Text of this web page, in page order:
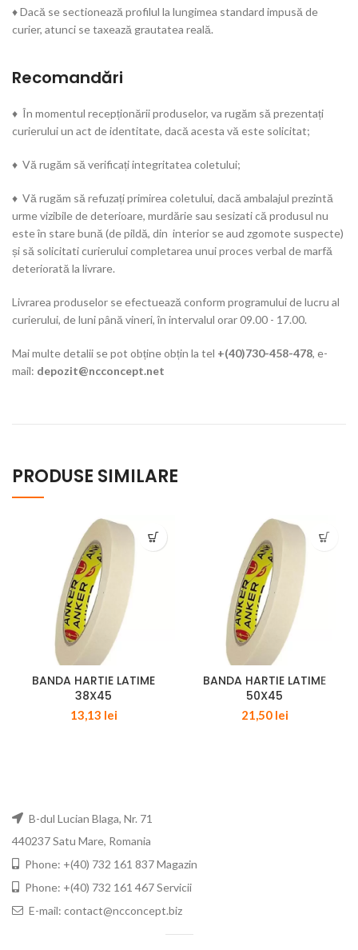
♦ Dacă se sectionează profilul la lungimea standard impusă de
curier, atunci se taxează grautatea reală.
Recomandări
♦ În momentul recepționării produselor, va rugăm să prezentați
curierului un act de identitate, dacă acesta vă este solicitat;
♦ Vă rugăm să verificați integritatea coletului;
♦ Vă rugăm să refuzați primirea coletului, dacă ambalajul prezintă
urme vizibile de deterioare, murdărie sau sesizati că produsul nu
este în stare bună (de pildă, din interior se aud zgomote suspecte)
și să solicitati curierului completarea unui proces verbal de marfă
deteriorată la livrare.
Livrarea produselor se efectuează conform programului de lucru al
curierului, de luni până vineri, în intervalul orar 09.00 - 17.00.
Mai multe detalii se pot obține obțin la tel +(40)730-458-478, e-
mail: depozit@ncconcept.net
PRODUSE SIMILARE
BANDA HARTIE LATIME
38X45
13,13 lei
BANDA HARTIE LATIME
50X45
21,50 lei
B-dul Lucian Blaga, Nr. 71
440237 Satu Mare, Romania
Phone: +(40) 732 161 837 Magazin
Phone: +(40) 732 161 467 Servicii
E-mail: contact@ncconcept.biz